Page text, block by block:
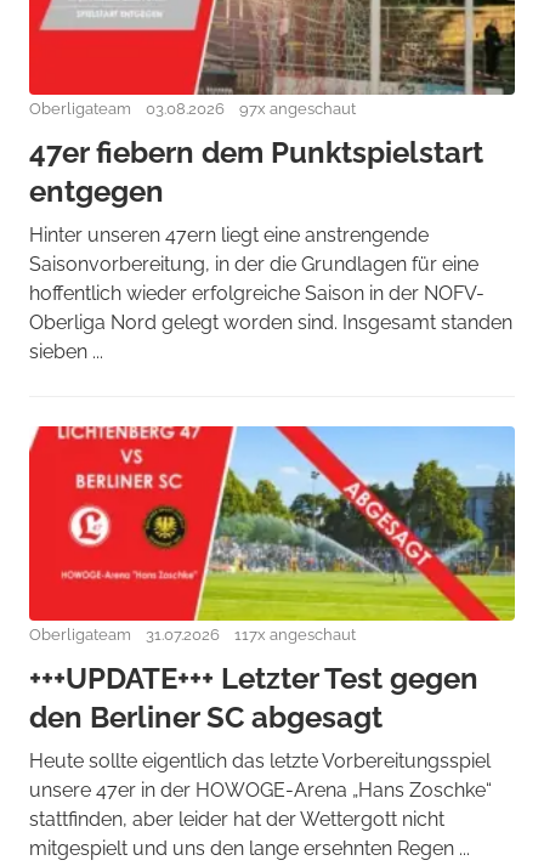
Oberligateam 03.08.2026 97x angeschaut
47er fiebern dem Punktspielstart
entgegen
Hinter unseren 47ern liegt eine anstrengende
Saisonvorbereitung, in der die Grundlagen für eine
hoffentlich wieder erfolgreiche Saison in der NOFV-
Oberliga Nord gelegt worden sind. Insgesamt standen
sieben ...
Oberligateam 31.07.2026 117x angeschaut
+++UPDATE+++ Letzter Test gegen
den Berliner SC abgesagt
Heute sollte eigentlich das letzte Vorbereitungsspiel
unsere 47er in der HOWOGE-Arena „Hans Zoschke“
stattfinden, aber leider hat der Wettergott nicht
mitgespielt und uns den lange ersehnten Regen ...